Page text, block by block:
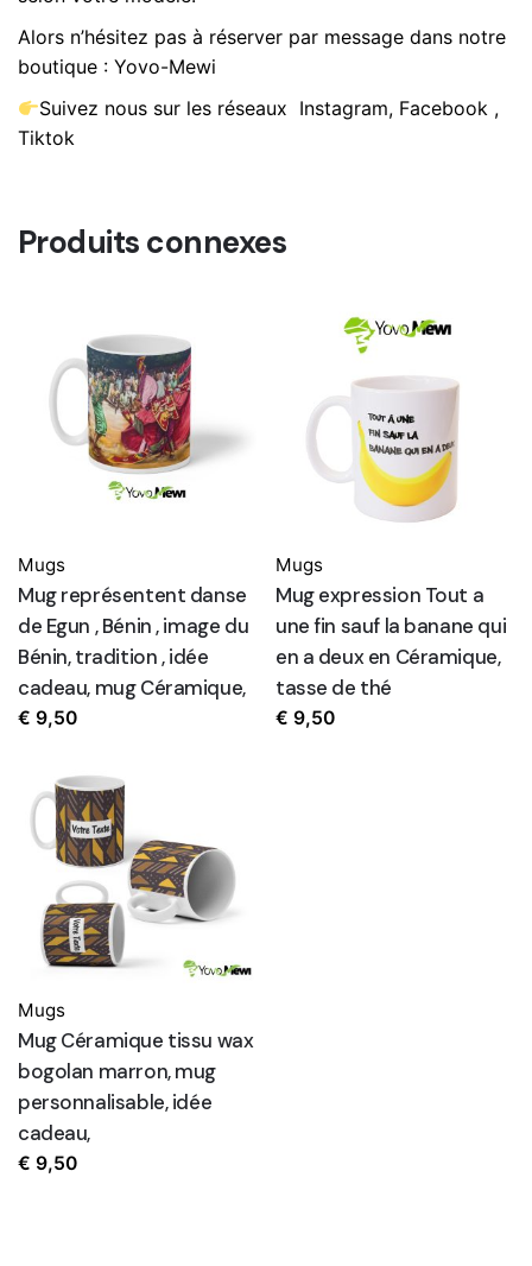
Alors n’hésitez pas à réserver par message dans notre
boutique : Yovo-Mewi
Suivez nous sur les réseaux Instagram, Facebook ,
Tiktok
Produits connexes
Mugs
Mug représentent danse
de Egun , Bénin , image du
Bénin, tradition , idée
cadeau, mug Céramique,
€ 9,50
Mugs
Mug expression Tout a
une fin sauf la banane qui
en a deux en Céramique,
tasse de thé
€ 9,50
Mugs
Mug Céramique tissu wax
bogolan marron, mug
personnalisable, idée
cadeau,
€ 9,50